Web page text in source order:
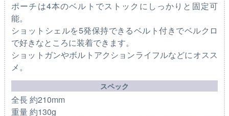
ポーチは4本のベルトでストックにしっかりと固定可
能。
ショットシェルを5発保持できるベルト付きでベルクロ
で好きなところに装着できます。
ショットガンやボルトアクションライフルなどにオスス
メ。
スペック
全長 約210mm
重量 約130g